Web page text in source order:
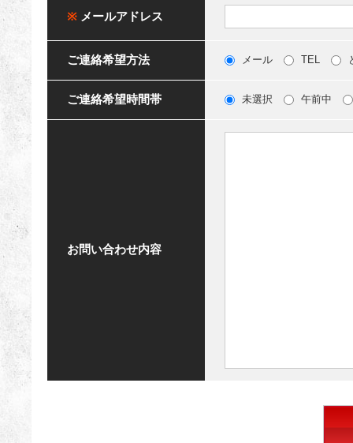
※ メールアドレス
ご連絡希望方法 メール TEL
ご連絡希望時間帯 未選択 午前中
お問い合わせ内容